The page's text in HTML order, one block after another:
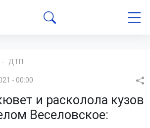
ДТП
- 00:00
и расколола кузов
Веселовское: